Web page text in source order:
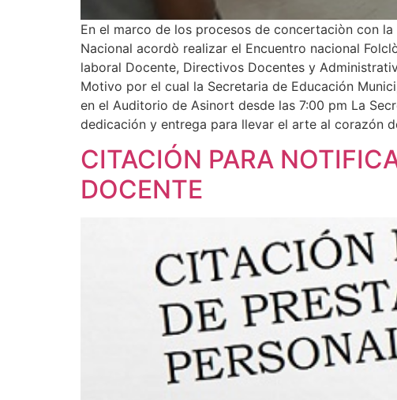
En el marco de los procesos de concertaciòn con
Nacional acordò realizar el Encuentro nacional
laboral Docente, Directivos Docentes y
Motivo por el cual la Secretaria de Educación
en el Auditorio de Asinort desde las 7:00 pm La
dedicación y entrega para llevar el arte al corazón
CITACIÓN PARA
DOCENTE